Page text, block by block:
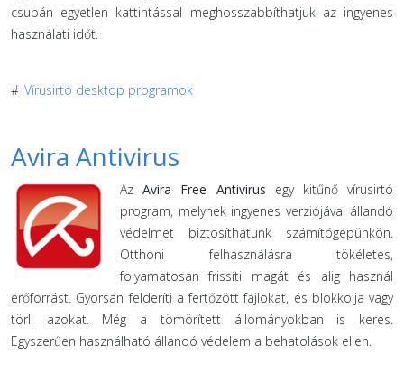
csupán egyetlen kattintással meghosszabbíthatjuk az ingyenes
használati időt.
# Vírusirtó desktop programok
Avira Antivirus
AzAvira Free Antivirus egy kitűnő vírusirtó
program, melynek ingyenes verziójával állandó
védelmet biztosíthatunk számítógépünkön.
Otthoni felhasználásra tökéletes,
folyamatosan frissíti magát és alig használ
erőforrást. Gyorsan felderíti a fertőzött fájlokat, és blokkolja vagy
törli azokat. Még a tömörített állományokban is keres.
Egyszerűen használható állandó védelem a behatolások ellen.